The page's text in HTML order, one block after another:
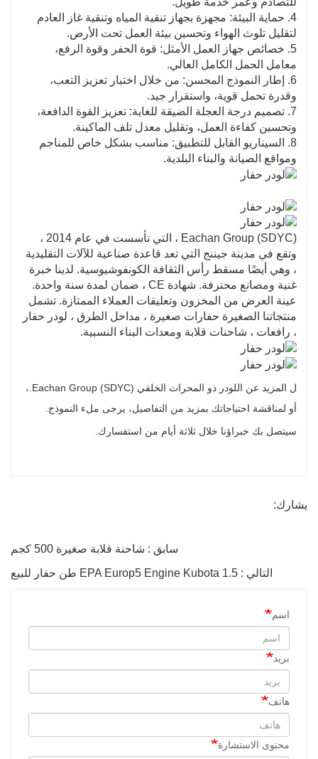
4. حماية البيئة: مجهزة بجهاز تنقية المياه وتنقية غاز العادم
لتقليل تلوث الهواء وتحسين بيئة العمل تحت الأرض.
5. خصائص جهاز العمل الأمثل: قوة الحفر وقوة الرفع،
معامل الحمل الكامل العالي.
6. إطار النموذج المحسن: من خلال اختبار تعزيز التعب،
وقدرة تحمل قوية، واستقرار جيد.
7. تصميم درجة العجلة الضيقة للغاية: تعزيز القوة الدافعة،
وتحسين كفاءة العمل، وتقليل معدل تلف الماكينة.
8. السيناريو القابل للتطبيق: مناسب بشكل خاص للمناجم
ومواقع الصيانة والبناء البلدية.
Eachan Group (SDYC) ، التي تأسست في عام 2014 ،
وتقع في مدينة جيننج التي تعد قاعدة صناعية للآلات التقليدية
، وهي أيضًا مسقط رأس الثقافة الكونفوشيوسية. لدينا خبرة
غنية ومصانع محترفة. شهادة CE ، ضمان لمدة سنة واحدة.
عينة العرض من المخزون وتعليقات العملاء الممتازة. تشمل
منتجاتنا الصغيرة حفارات صغيرة ، مداحل الطرق ، لودر حفار
، رافعات ، شاحنات قلابة ومعدات البناء النسبية.
ل المزيد عن اللودر ذو المحراث الخلفي Eachan Group (SDYC).
،
أو لمناقشة احتياجاتك بمزيد من التفاصيل، يرجى ملء النموذج.
سيتصل بك خبراؤنا خلال ثلاثة أيام من استفسارك.
يشارك:
سابق : شاحنة قلابة صغيرة 500 كجم
التالي : EPA Europ5 Engine Kubota 1.5 طن حفار للبيع
اسم
بريد
هاتف
محتوى الاستشارة